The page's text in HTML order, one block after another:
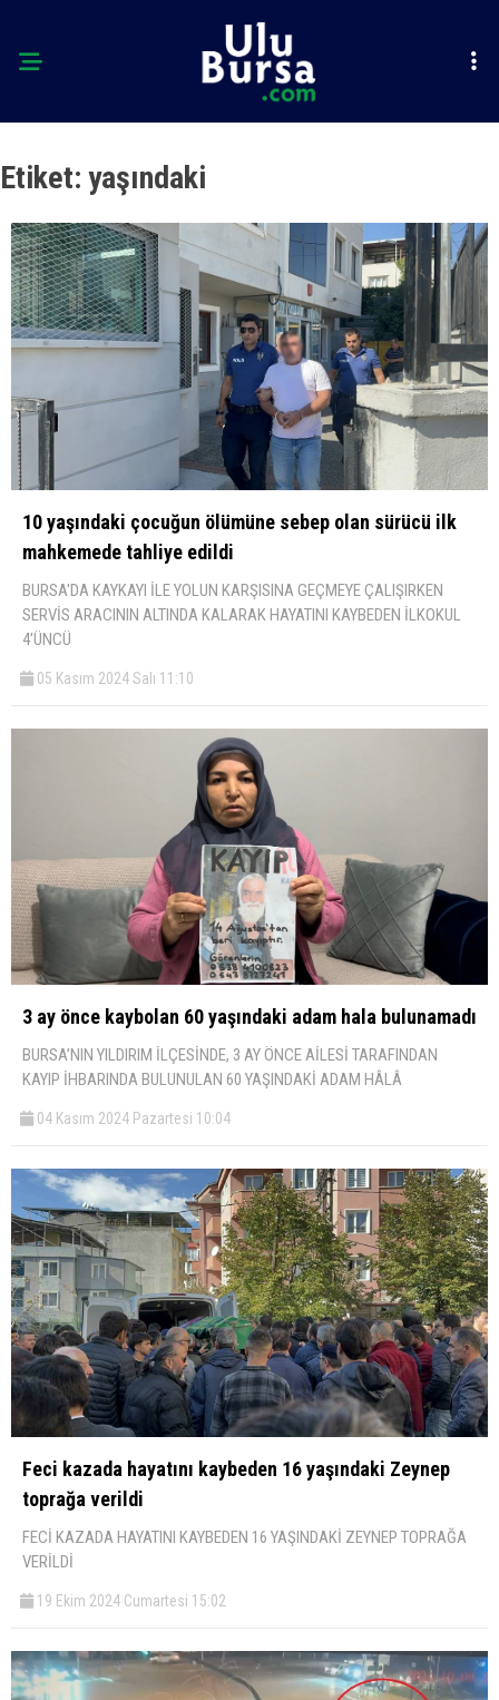
Etiket: yaşındaki
10 yaşındaki çocuğun ölümüne sebep olan sürücü ilk
mahkemede tahliye edildi
BURSA'DA KAYKAYI İLE YOLUN KARŞISINA GEÇMEYE ÇALIŞIRKEN
SERVİS ARACININ ALTINDA KALARAK HAYATINI KAYBEDEN İLKOKUL
4'ÜNCÜ
05 Kasım 2024 Salı 11:10
3 ay önce kaybolan 60 yaşındaki adam hala bulunamadı
BURSA’NIN YILDIRIM İLÇESİNDE, 3 AY ÖNCE AİLESİ TARAFINDAN
KAYIP İHBARINDA BULUNULAN 60 YAŞINDAKİ ADAM HÂLÂ
04 Kasım 2024 Pazartesi 10:04
Feci kazada hayatını kaybeden 16 yaşındaki Zeynep
toprağa verildi
FECİ KAZADA HAYATINI KAYBEDEN 16 YAŞINDAKİ ZEYNEP TOPRAĞA
VERİLDİ
19 Ekim 2024 Cumartesi 15:02